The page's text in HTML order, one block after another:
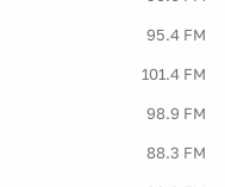
95.4 FM
101.4 FM
98.9 FM
88.3 FM